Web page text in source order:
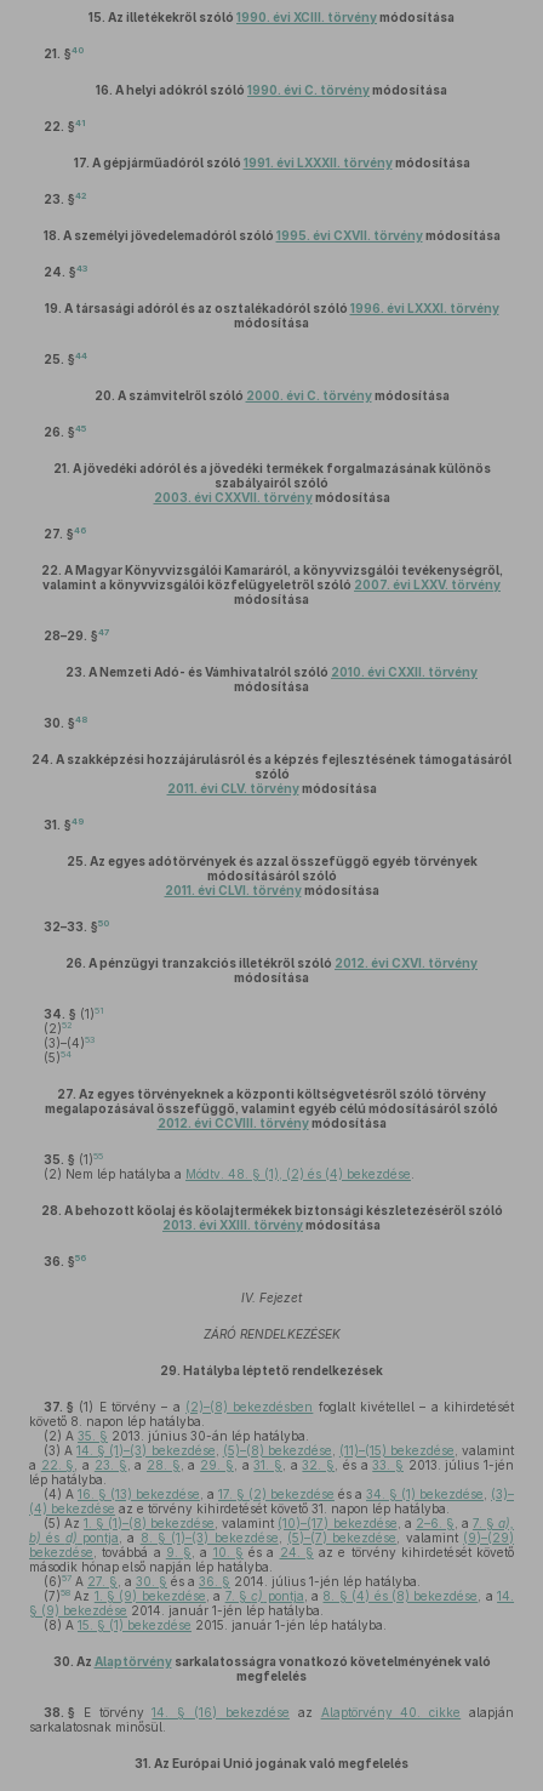
15. Az illetékekről szóló 1990. évi XCIII. törvénymódosítása
21. §40
16. A helyi adókról szóló 1990. évi C. törvénymódosítása
22. §41
17. A gépjárműadóról szóló 1991. évi LXXXII. törvénymódosítása
23. §42
18. A személyi jövedelemadóról szóló 1995. évi CXVII. törvénymódosítása
24. §43
19. A társasági adóról és az osztalékadóról szóló 1996. évi LXXXI. törvény
módosítása
25. §44
20. A számvitelről szóló 2000. évi C. törvénymódosítása
26. §45
21. A jövedéki adóról és a jövedéki termékek forgalmazásának különös
szabályairól szóló
2003. évi CXXVII. törvénymódosítása
27. §46
22. A Magyar Könyvvizsgálói Kamaráról, a könyvvizsgálói tevékenységről,
valamint a könyvvizsgálói közfelügyeletről szóló 2007. évi LXXV. törvény
módosítása
28–29. §47
23. A Nemzeti Adó- és Vámhivatalról szóló 2010. évi CXXII. törvény
módosítása
30. §48
24. A szakképzési hozzájárulásról és a képzés fejlesztésének támogatásáról
szóló
2011. évi CLV. törvénymódosítása
31. §49
25. Az egyes adótörvények és azzal összefüggő egyéb törvények
módosításáról szóló
2011. évi CLVI. törvénymódosítása
32–33. §50
26. A pénzügyi tranzakciós illetékről szóló 2012. évi CXVI. törvény
módosítása
34. § (1)51
(2)52
(3)–(4)53
(5)54
27. Az egyes törvényeknek a központi költségvetésről szóló törvény
megalapozásával összefüggő, valamint egyéb célú módosításáról szóló
2012. évi CCVIII. törvénymódosítása
35. § (1)55
(2) Nem lép hatályba a Módtv. 48. § (1), (2) és (4) bekezdése
28. A behozott kőolaj és kőolajtermékek biztonsági készletezéséről szóló
2013. évi XXIII. törvénymódosítása
36. §56
IV. Fejezet
ZÁRÓ RENDELKEZÉSEK
29. Hatályba léptető rendelkezések
37. § (1) E törvény – a (2)–(8) bekezdésben foglalt kivétellel – a kihirdetését
követő 8. napon lép hatályba.
(2) A 35. § 2013. június 30-án lép hatályba.
(3) A14. § (1)–(3) bekezdése (5)–(8) bekezdése (11)–(15) bekezdése , valamint
a 22. § , a 23. § , a 28. § , a 29. § , a31. § , a32. § , és a33. § 2013. július 1-jén
lép hatályba.
(4) A 16. § (13) bekezdése , a 17. § (2) bekezdése és a 34. § (1) bekezdése
(3)–
(4) bekezdése az e törvény kihirdetését követő 31. napon lép hatályba.
(5) Az1. § (1)–(8) bekezdése , valamint (10)–(17) bekezdése , a 2–6. § , a 7. §a),
b) és d) pontja , a 8. § (1)–(3) bekezdése (5)–(7) bekezdése , valamint (9)–(29)
bekezdése , továbbá a 9. § , a 10. § és a 24. § az e törvény kihirdetését követő
második hónap első napján lép hatályba.
(6)57 A 27. § , a 30. § és a 36. § 2014. július 1-jén lép hatályba.
(7)58 Az 1. § (9) bekezdése , a 7. §c) pontja , a 8. § (4) és (8) bekezdése , a14.
§ (9) bekezdése 2014. január 1-jén lép hatályba.
(8) A 15. § (1) bekezdése 2015. január 1-jén lép hatályba.
30. Az Alaptörvénysarkalatosságra vonatkozó követelményének való
megfelelés
38. § E törvény14. § (16) bekezdése az Alaptörvény 40. cikke
alapján
sarkalatosnak minősül.
31. Az Európai Unió jogának való megfelelés